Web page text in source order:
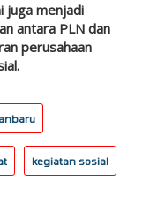
juga menjadi
antara PLN dan
perusahaan
kegiatan sosial